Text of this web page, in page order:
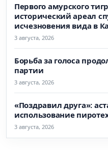
Первого амурского
исторический ареал
исчезновения вида в
3 августа, 2026
Борьба за голоса
партии
3 августа, 2026
«Поздравил друга»:
использование
3 августа, 2026